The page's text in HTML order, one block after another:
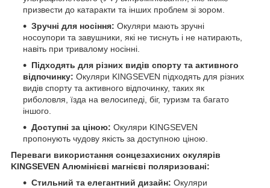
призвести до катаракти та інших проблем зі зором.
Зручні для носіння: Окуляри мають зручні
носоупори та завушники, які не тиснуть і не натирають,
навіть при тривалому носінні.
Підходять для різних видів спорту та активного
відпочинку: Окуляри KINGSEVEN підходять для різних
видів спорту та активного відпочинку, таких як
риболовля, їзда на велосипеді, біг, туризм та багато
іншого.
Доступні за ціною: Окуляри KINGSEVEN
пропонують чудову якість за доступною ціною.
Переваги використання сонцезахисних окулярів
KINGSEVEN Алюмінієві магнієві поляризовані:
Стильний та елегантний дизайн: Окуляри